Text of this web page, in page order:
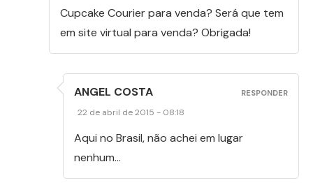
Cupcake Courier para venda? Será que tem
em site virtual para venda? Obrigada!
ANGEL COSTA
22 de abril de 2015 - 08:18
Aqui no Brasil, não achei em lugar
nenhum…
RESPONDER